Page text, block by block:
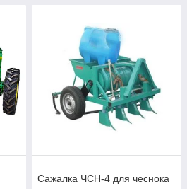
Сажалка ЧСН-4 для чеснока